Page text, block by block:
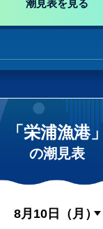
潮見表を見る
「栄浦漁港」
の潮見表